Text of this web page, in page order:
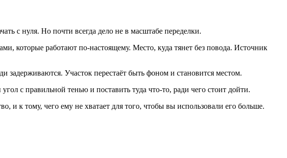
с нуля. Но почти всегда дело не в масштабе переделки.
которые работают по-настоящему. Место, куда тянет без повода. Источник
Участок перестаёт быть фоном и становится местом.
с правильной тенью и поставить туда что-то, ради чего стоит дойти.
и к тому, чего ему не хватает для того, чтобы вы использовали его больше.